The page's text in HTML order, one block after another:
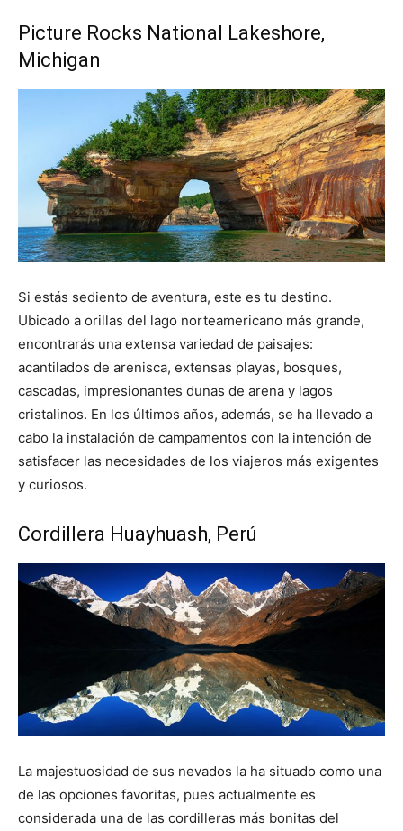
Picture Rocks National Lakeshore,
Michigan
Si estás sediento de aventura, este es tu destino.
Ubicado a orillas del lago norteamericano más grande,
encontrarás una extensa variedad de paisajes:
acantilados de arenisca, extensas playas, bosques,
cascadas, impresionantes dunas de arena y lagos
cristalinos. En los últimos años, además, se ha llevado a
cabo la instalación de campamentos con la intención de
satisfacer las necesidades de los viajeros más exigentes
y curiosos.
Cordillera Huayhuash, Perú
La majestuosidad de sus nevados la ha situado como una
de las opciones favoritas, pues actualmente es
considerada una de las cordilleras más bonitas del